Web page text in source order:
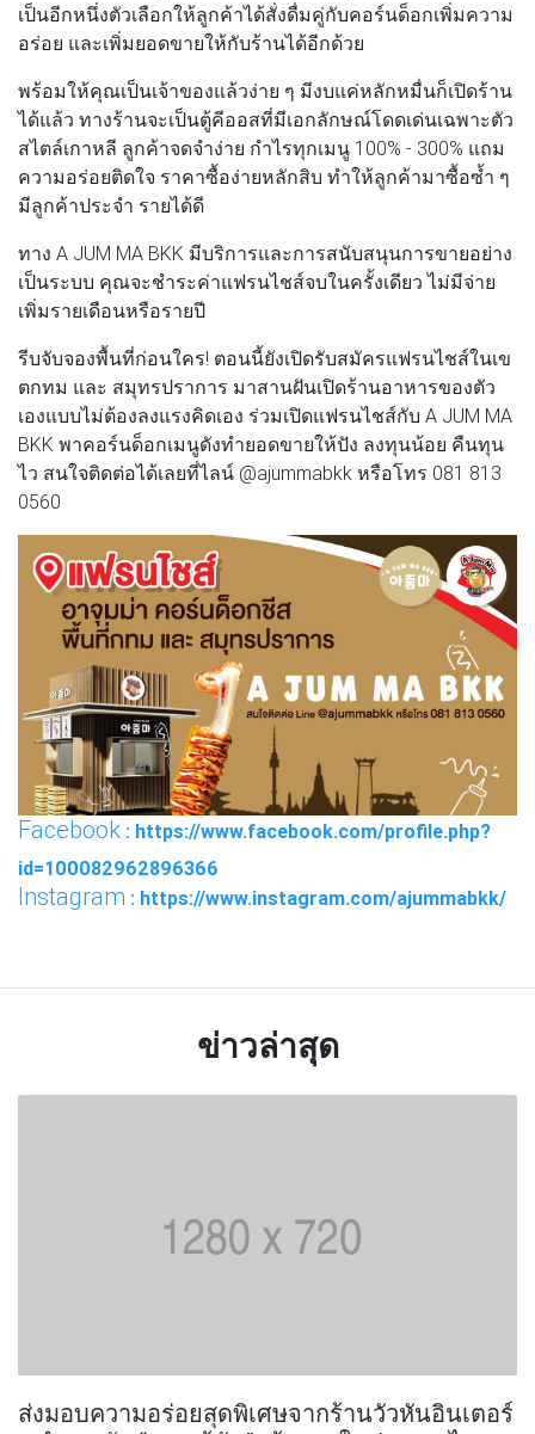
เป็นอีกหนึ่งตัวเลือกให้ลูกค้าได้สั่งดื่มคู่กับคอร์นด็อกเพิ่มความ
อร่อย และเพิ่มยอดขายให้กับร้านได้อีกด้วย
พร้อมให้คุณเป็นเจ้าของแล้วง่าย ๆ มีงบแค่หลักหมื่นก็เปิดร้าน
ได้แล้ว ทางร้านจะเป็นตู้คีออสที่มีเอกลักษณ์โดดเด่นเฉพาะตัว
สไตล์เกาหลี ลูกค้าจดจำง่าย กำไรทุกเมนู 100% - 300% แถม
ความอร่อยติดใจ ราคาซื้อง่ายหลักสิบ ทำให้ลูกค้ามาซื้อซ้ำ ๆ
มีลูกค้าประจำ รายได้ดี
ทาง A JUM MA BKK มีบริการและการสนับสนุนการขายอย่าง
เป็นระบบ คุณจะชำระค่าแฟรนไชส์จบในครั้งเดียว ไม่มีจ่าย
เพิ่มรายเดือนหรือรายปี
รีบจับจองพื้นที่ก่อนใคร! ตอนนี้ยังเปิดรับสมัครแฟรนไชส์ในเข
ตกทม และ สมุทรปราการ มาสานฝันเปิดร้านอาหารของตัว
เองแบบไม่ต้องลงแรงคิดเอง ร่วมเปิดแฟรนไชส์กับ A JUM MA
BKK พาคอร์นด็อกเมนูดังทำยอดขายให้ปัง ลงทุนน้อย คืนทุน
ไว สนใจติดต่อได้เลยที่ไลน์ @ajummabkk หรือโทร 081 813
0560
Facebook : https://www.facebook.com/profile.php?
id=100082962896366
Instagram : https://www.instagram.com/ajummabkk/
ข่าวล่าสุด
ส่งมอบความอร่อยสุดพิเศษจากร้านวัวหันอินเตอร์